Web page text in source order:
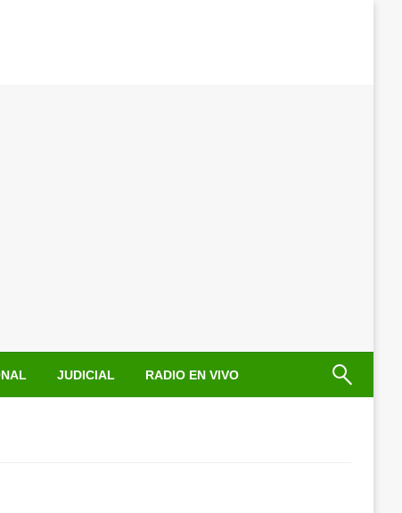
JUDICIAL RADIO EN VIVO